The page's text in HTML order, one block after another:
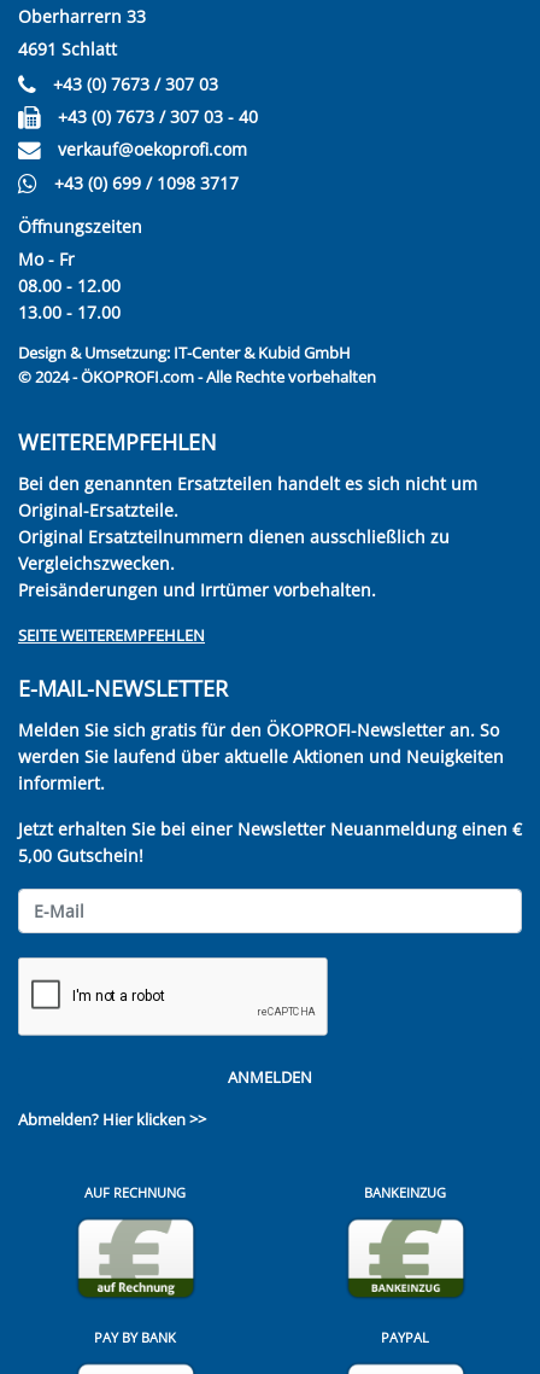
Oberharrern 33
4691 Schlatt
+43 (0) 7673 / 307 03
+43 (0) 7673 / 307 03 - 40
verkauf@oekoprofi.com
+43 (0) 699 / 1098 3717
Öffnungszeiten
Mo - Fr
08.00 - 12.00
13.00 - 17.00
Design & Umsetzung: IT-Center & Kubid GmbH
© 2024 - ÖKOPROFI.com - Alle Rechte vorbehalten
WEITEREMPFEHLEN
Bei den genannten Ersatzteilen handelt es sich nicht um
Original-Ersatzteile.
Original Ersatzteilnummern dienen ausschließlich zu
Vergleichszwecken.
Preisänderungen und Irrtümer vorbehalten.
SEITE WEITEREMPFEHLEN
E-MAIL-NEWSLETTER
Melden Sie sich gratis für den ÖKOPROFI-Newsletter an. So
werden Sie laufend über aktuelle Aktionen und Neuigkeiten
informiert.
Jetzt erhalten Sie bei einer Newsletter Neuanmeldung einen €
5,00 Gutschein!
ANMELDEN
Abmelden? Hier klicken >>
AUF RECHNUNG BANKEINZUG
PAY BY BANK PAYPAL